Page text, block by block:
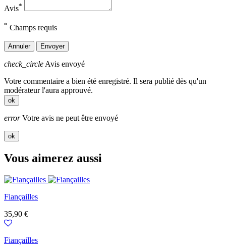
Avis*
* Champs requis
Annuler Envoyer
check_circle Avis envoyé
Votre commentaire a bien été enregistré. Il sera publié dès qu'un
modérateur l'aura approuvé.
ok
errorVotre avis ne peut être envoyé
ok
Vous aimerez aussi
Fiançailles
Prix
35,90 €
Fiançailles